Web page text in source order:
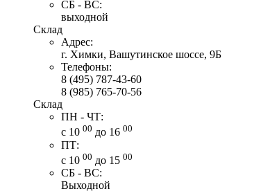
СБ - ВС:
выходной
Склад
Адрес:
г. Химки, Вашутинское шоссе, 9Б
Телефоны:
8 (495) 787-43-60
8 (985) 765-70-56
Склад
ПН - ЧТ:
с 10 00 до 16 00
ПТ:
с 10 00 до 15 00
СБ - ВС:
Выходной